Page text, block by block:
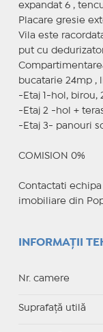
expandat 6 ,
Placare gresie
Vila este
put cu dedurizator
bucatarie 24mp ,
-Etaj 1-hol, birou,
-Etaj 2 -hol +
-Etaj 3- panouri
COMISION 0%
Contactati
imobiliare din
INFORMAȚII
Nr. camere
Suprafaţă utilă